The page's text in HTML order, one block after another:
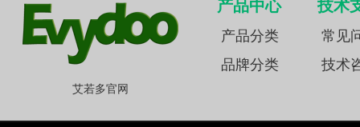
艾若多官网
产品中心
产品分类
品牌分类
技术
常见
技术